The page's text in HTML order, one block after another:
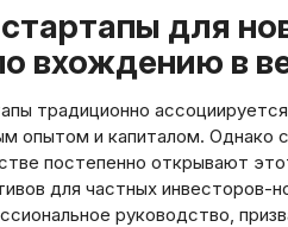
вхождению в
традиционно
опытом и капиталом. Однако
постепенно открывают
для частных инвесторов-
руководство,